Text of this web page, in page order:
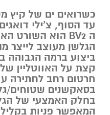
כשרואים ים של קיץ
עד הסוף, צ’ילי
ה BV2 הוא השורט האידיאלי לגלים שלנו!
הגלשן מעוצב לייצר
ביצוע ברמה הגבוהה
קצת על האווטליין
חרטום רחב לחתירה
בסאקשנים שטוחים/
בחלק האמצעי של